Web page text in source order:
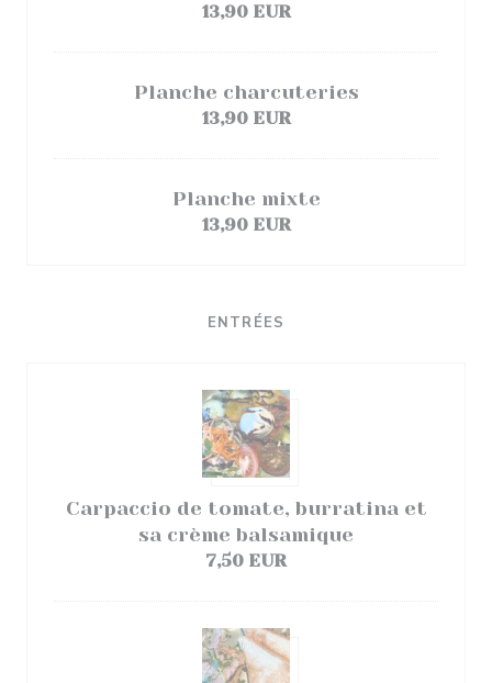
13,90 EUR
Planche charcuteries
13,90 EUR
Planche mixte
13,90 EUR
ENTRÉES
Carpaccio de tomate, burratina et
sa crème balsamique
7,50 EUR